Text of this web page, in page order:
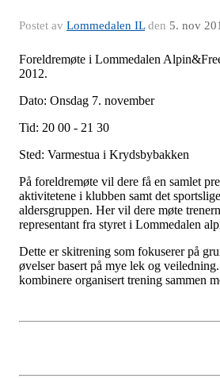
Postet av Lommedalen ILden 5. nov
Foreldremøte i Lommedalen
2012.
Dato: Onsdag 7. november
Tid: 20 00 - 21 30
Sted: Varmestua i Krydsbybakken
På foreldremøte vil dere få en samlet
aktivitetene i klubben samt det
aldersgruppen. Her vil dere møte
representant fra styret i Lommedalen
Dette er skitrening som fokuserer på
øvelser basert på mye lek og
kombinere organisert trening sammen